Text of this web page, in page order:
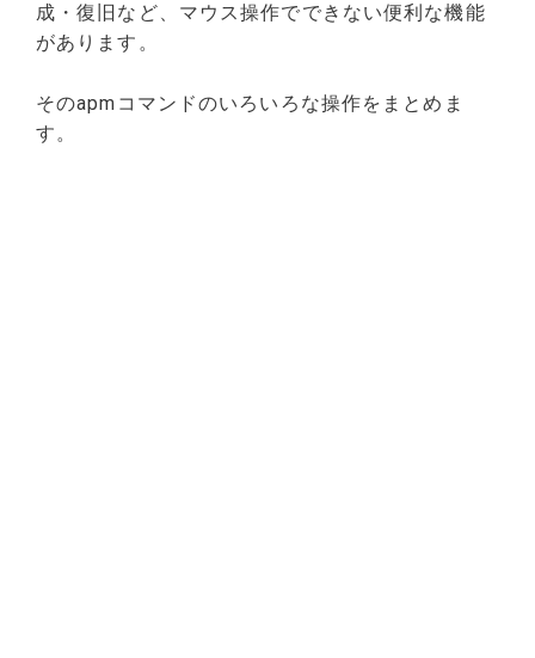
成・復旧など、マウス操作でできない便利な機能
があります。
そのapmコマンドのいろいろな操作をまとめま
す。